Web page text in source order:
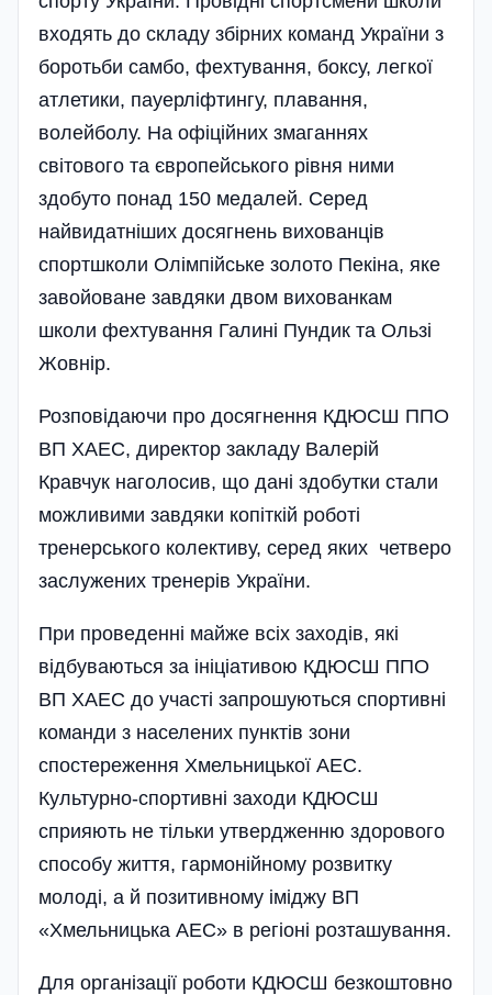
входять до складу збірних команд України з
боротьби самбо, фехтування, боксу, легкої
атлетики, пауерліфтингу, плавання,
волейболу. На офіційних змаганнях
світового та європейського рівня ними
здобуто понад 150 медалей. Серед
найвидатніших досягнень вихованців
спортшколи Олім­пійське золото Пекіна, яке
завойоване завдяки двом вихованкам
школи фехтування Галині Пундик та Ользі
Жовнір.
Розповідаючи про досягнення КДЮСШ ППО
ВП ХАЕС, директор закладу Валерій
Кравчук наголосив, що дані здобутки стали
можливими завдяки копіткій роботі
тренерського колективу, серед яких четверо
заслужених тренерів України.
При проведенні майже всіх заходів, які
відбуваються за ініціативою КДЮСШ ППО
ВП ХАЕС до участі запрошуються спортивні
команди з населених пунктів зони
спостереження Хмельницької АЕС.
Культурно-спортивні заходи КДЮСШ
сприяють не тільки утвердженню здорового
способу життя, гармонійному розвитку
молоді, а й позитивному іміджу ВП
«Хмельницька АЕС» в регіоні розташування.
Для організації роботи КДЮСШ безкоштовно